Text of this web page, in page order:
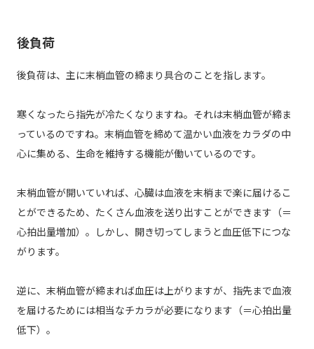
後負荷
後負荷は、主に末梢血管の締まり具合のことを指します。
寒くなったら指先が冷たくなりますね。それは末梢血管が締ま
っているのですね。末梢血管を締めて温かい血液をカラダの中
心に集める、生命を維持する機能が働いているのです。
末梢血管が開いていれば、心臓は血液を末梢まで楽に届けるこ
とができるため、たくさん血液を送り出すことができます（＝
心拍出量増加）。しかし、開き切ってしまうと血圧低下につな
がります。
逆に、末梢血管が締まれば血圧は上がりますが、指先まで血液
を届けるためには相当なチカラが必要になります（＝心拍出量
低下）。